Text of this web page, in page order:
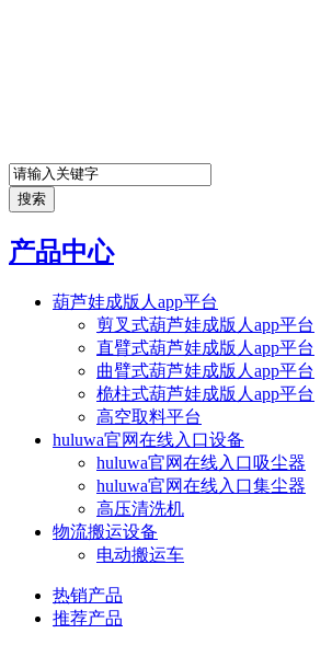
产品中心
葫芦娃成版人app平台
剪叉式葫芦娃成版人app平台
直臂式葫芦娃成版人app平台
曲臂式葫芦娃成版人app平台
桅柱式葫芦娃成版人app平台
高空取料平台
huluwa官网在线入口设备
huluwa官网在线入口吸尘器
huluwa官网在线入口集尘器
高压清洗机
物流搬运设备
电动搬运车
热销产品
推荐产品